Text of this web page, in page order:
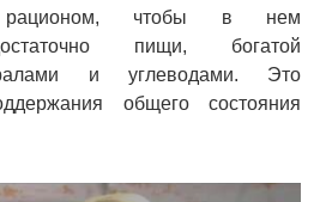
чтобы в нем
пищи, богатой
и углеводами. Это
общего состояния